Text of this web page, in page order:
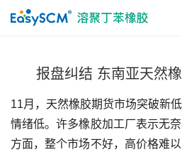
报盘纠结 东南亚天然
11月，天然橡胶期货市场突破新
情绪低。许多橡胶加工厂表示无
方面，整个市场不好，高价格难